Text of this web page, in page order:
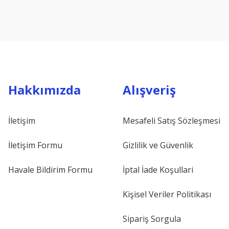
Hakkımızda
İletişim
İletişim Formu
Havale Bildirim Formu
Alışveriş
Mesafeli Satış Sözleşmesi
Gizlilik ve Güvenlik
İptal İade Koşullari
Kişisel Veriler Politikası
Sipariş Sorgula